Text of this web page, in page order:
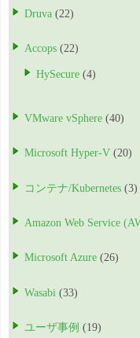
Druva (22)
Accops (22)
HySecure (4)
VMware vSphere (40)
Microsoft Hyper-V (20)
コンテナ/Kubernetes (3)
Amazon Web Service
Microsoft Azure (26)
Wasabi (33)
ユーザ事例 (19)